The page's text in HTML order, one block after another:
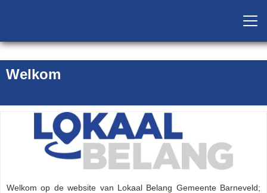
Welkom
Welkom op de website van Lokaal Belang Gemeente Barneveld;